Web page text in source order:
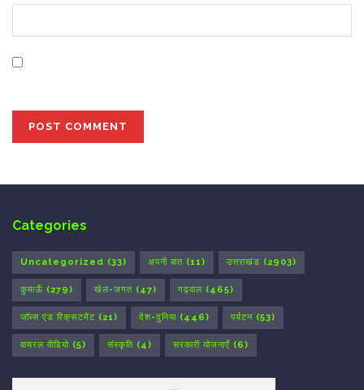
Categories
Uncategorized (33) अपनी बात (11) उत्तराखंड (2903)
कुमाऊँ (279) खेल-जगत (47) गढ़वाल (465)
जॉब्स एंड रिक्रूटमेंट (21) देश-दुनिया (446) पर्यटन (53)
वायरल वीडियो (5) संस्कृति (4) सरकारी योजनाएँ (6)